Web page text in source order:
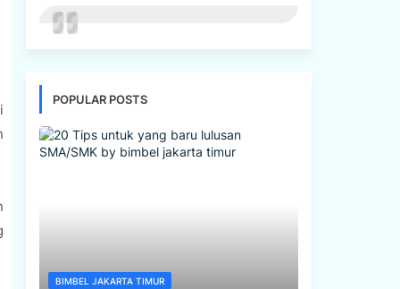
POPULAR POSTS
BIMBEL JAKARTA TIMUR